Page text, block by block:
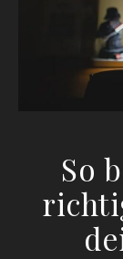
So